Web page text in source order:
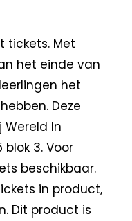
tickets. Met
het einde van
het
Deze
In
3. Voor
beschikbaar.
in product,
Dit product is